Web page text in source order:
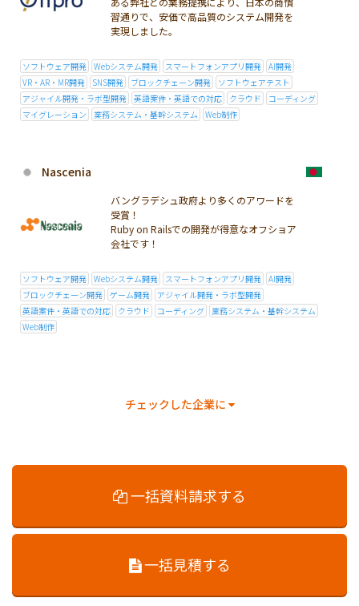
習通りで、安価で高品質のシステム開発を
実現しました。
ソフトウェア開発 Webシステム開発 スマートフォンアプリ開発 AI開発
VR・AR・MR開発
SNS開発 ブロックチェーン開発
ソフトウェアテスト
アジャイル開発・ラボ型開発 英語案件・英語での対応 クラウド
コーディング
マイグレーション
業務システム・基幹システム Web制作
Nascenia
バングラデシュ政府より多くのアワードを
受賞！
Ruby on Railsでの開発が得意なオフショア
会社です！
ソフトウェア開発 Webシステム開発 スマートフォンアプリ開発 AI開発
ブロックチェーン開発 ゲーム開発
アジャイル開発・ラボ型開発
英語案件・英語での対応
クラウド コーディング 業務システム・基幹システム
Web制作
チェックした企業に
一括資料請求する
一括見積する